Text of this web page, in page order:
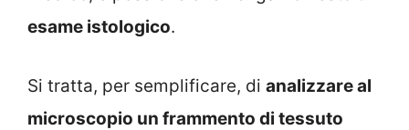
esame istologico.
Si tratta, per semplificare, di analizzare al
microscopio un frammento di tessuto